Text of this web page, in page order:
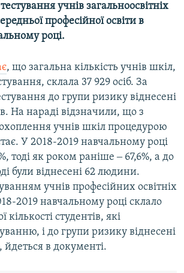
учнів загальноосвітніх
професійної освіти в
році.
, що загальна кількість учнів шкіл,
склала 37 929 осіб. За
до групи ризику віднесені
На нараді відзначили, що з
учнів шкіл процедурою
У 2018-2019 навчальному році
тоді як роком раніше ‒ 67,6%, а до
були віднесені 62 людини.
учнів професійних освітніх
2019 навчальному році склало
кількості студентів, які
і до групи ризику віднесені
в документі.